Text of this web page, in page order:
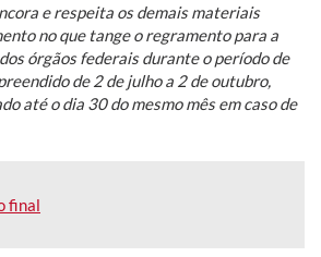
e respeita os demais materiais
no que tange o regramento para a
órgãos federais durante o período de
de 2 de julho a 2 de outubro,
até o dia 30 do mesmo mês em caso de
final